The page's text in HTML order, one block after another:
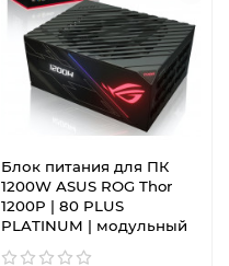
Блок питания для ПК
1200W ASUS ROG Thor
1200P | 80 PLUS
PLATINUM | модульный